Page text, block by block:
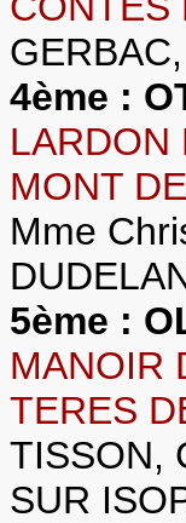
4ème :
LARDON
MONT
Mme
5ème :
MANOIR
TERES
TISSON,
SUR